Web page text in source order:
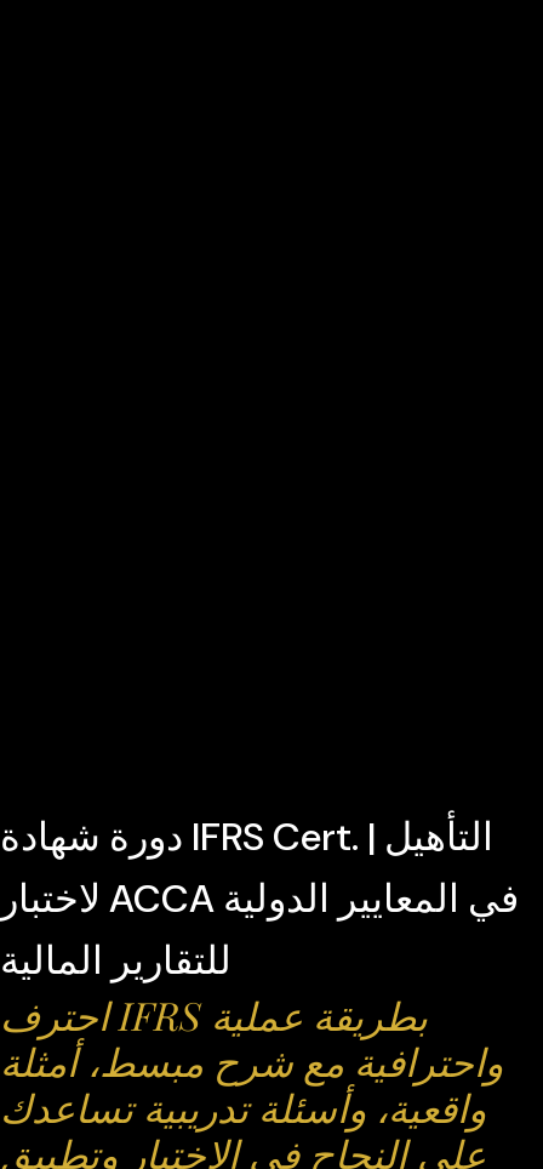
دورة شهادة IFRS Cert. | التأهيل
لاختبار ACCA في المعايير الدولية
للتقارير المالية
احترف IFRS بطريقة عملية
واحترافية مع شرح مبسط، أمثلة
واقعية، وأسئلة تدريبية تساعدك
على النجاح في الاختبار وتطبيق